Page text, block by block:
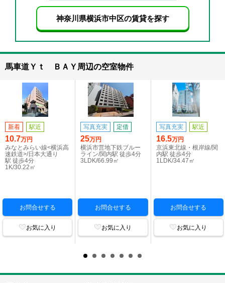
神奈川県横浜市中区の賃貸を探す
馬車道Ｙｔ ＢＡＹ周辺の空室物件
新着 駅近
10.7万円
みなとみらい線<横浜高
速鉄道>/日本大通り
駅 徒歩4分
1K/30.22㎡
お問合せする
お気に入り
写真充実 定借
25万円
横浜市営地下鉄ブルー
ライン/関内駅 徒歩4分
3LDK/66.99㎡
お問合せする
お気に入り
写真充実 駅近
16.5万円
京浜東北線・根岸線/関
内駅 徒歩4分
1LDK/34.47㎡
お問合せする
お気に入り